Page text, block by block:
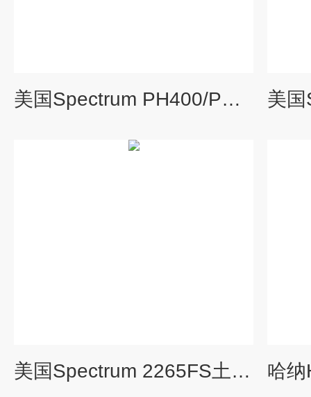
美国Spectrum PH400/PH600土壤原位电导率仪
美国Spectrum 2265FS土壤原位电导率仪